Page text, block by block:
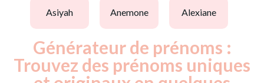
asiyah anemone alexiane
Générateur de prénoms :
Trouvez des prénoms uniques